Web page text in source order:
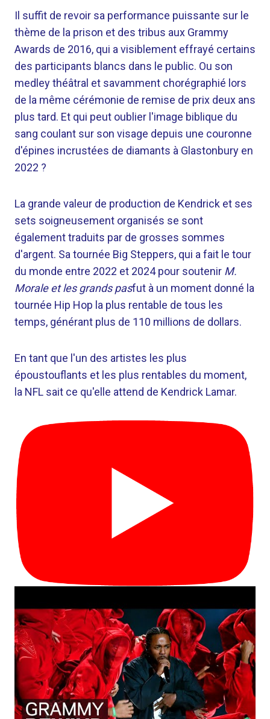
Il suffit de revoir sa performance puissante sur le
thème de la prison et des tribus aux Grammy
Awards de 2016, qui a visiblement effrayé certains
des participants blancs dans le public. Ou son
medley théâtral et savamment chorégraphié lors
de la même cérémonie de remise de prix deux ans
plus tard. Et qui peut oublier l'image biblique du
sang coulant sur son visage depuis une couronne
d'épines incrustées de diamants à Glastonbury en
2022 ?
La grande valeur de production de Kendrick et ses
sets soigneusement organisés se sont
également traduits par de grosses sommes
d'argent. Sa tournée Big Steppers, qui a fait le tour
du monde entre 2022 et 2024 pour soutenir M.
Morale et les grands pasfut à un moment donné la
tournée Hip Hop la plus rentable de tous les
temps, générant plus de 110 millions de dollars.
En tant que l'un des artistes les plus
époustouflants et les plus rentables du moment,
la NFL sait ce qu'elle attend de Kendrick Lamar.